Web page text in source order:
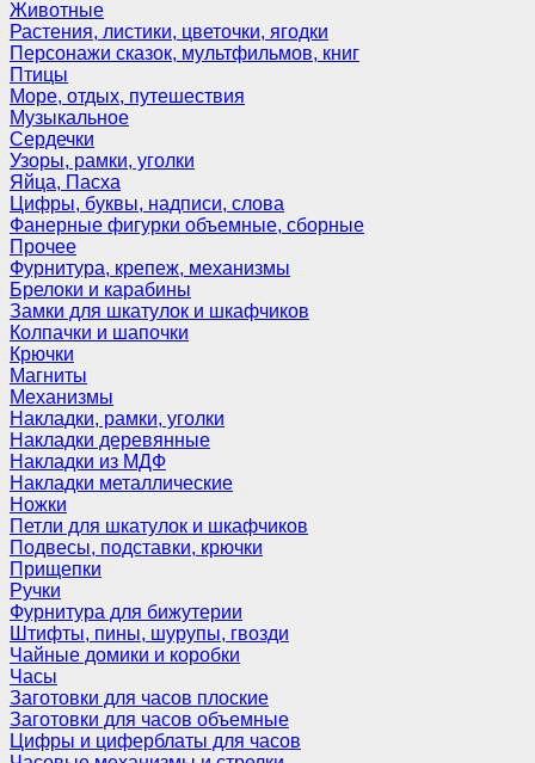
Животные
Растения, листики, цветочки, ягодки
Персонажи сказок, мультфильмов, книг
Птицы
Море, отдых, путешествия
Музыкальное
Сердечки
Узоры, рамки, уголки
Яйца, Пасха
Цифры, буквы, надписи, слова
Фанерные фигурки объемные, сборные
Прочее
Фурнитура, крепеж, механизмы
Брелоки и карабины
Замки для шкатулок и шкафчиков
Колпачки и шапочки
Крючки
Магниты
Механизмы
Накладки, рамки, уголки
Накладки деревянные
Накладки из МДФ
Накладки металлические
Ножки
Петли для шкатулок и шкафчиков
Подвесы, подставки, крючки
Прищепки
Ручки
Фурнитура для бижутерии
Штифты, пины, шурупы, гвозди
Чайные домики и коробки
Часы
Заготовки для часов плоские
Заготовки для часов объемные
Цифры и циферблаты для часов